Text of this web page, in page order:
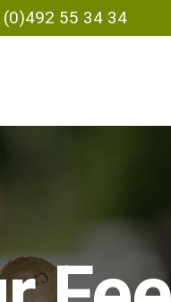
(0)492 55 34 34